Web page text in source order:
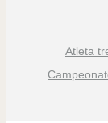
Atleta